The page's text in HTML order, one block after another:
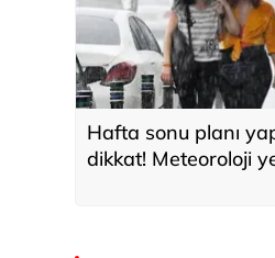
Hafta sonu planı
dikkat! Meteoroloji